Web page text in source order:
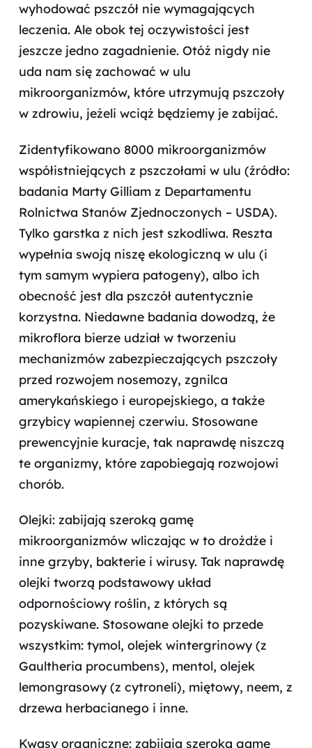
wyhodować pszczół nie wymagających
leczenia. Ale obok tej oczywistości jest
jeszcze jedno zagadnienie. Otóż nigdy nie
uda nam się zachować w ulu
mikroorganizmów, które utrzymują pszczoły
w zdrowiu, jeżeli wciąż będziemy je zabijać.
Zidentyfikowano 8000 mikroorganizmów
współistniejących z pszczołami w ulu (źródło:
badania Marty Gilliam z Departamentu
Rolnictwa Stanów Zjednoczonych – USDA).
Tylko garstka z nich jest szkodliwa. Reszta
wypełnia swoją niszę ekologiczną w ulu (i
tym samym wypiera patogeny), albo ich
obecność jest dla pszczół autentycznie
korzystna. Niedawne badania dowodzą, że
mikroflora bierze udział w tworzeniu
mechanizmów zabezpieczających pszczoły
przed rozwojem nosemozy, zgnilca
amerykańskiego i europejskiego, a także
grzybicy wapiennej czerwiu. Stosowane
prewencyjnie kuracje, tak naprawdę niszczą
te organizmy, które zapobiegają rozwojowi
chorób.
Olejki: zabijają szeroką gamę
mikroorganizmów wliczając w to drożdże i
inne grzyby, bakterie i wirusy. Tak naprawdę
olejki tworzą podstawowy układ
odpornościowy roślin, z których są
pozyskiwane. Stosowane olejki to przede
wszystkim: tymol, olejek wintergrinowy (z
Gaultheria procumbens), mentol, olejek
lemongrasowy (z cytroneli), miętowy, neem, z
drzewa herbacianego i inne.
Kwasy organiczne: zabijają szeroką gamę